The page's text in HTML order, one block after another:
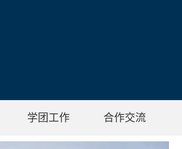
学团工作 合作交流